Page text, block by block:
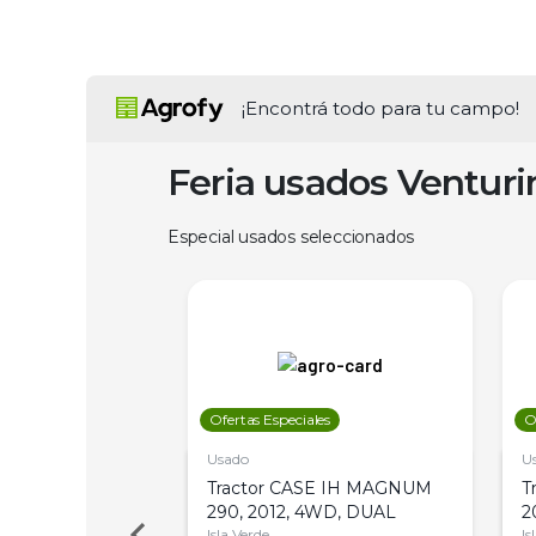
¡Encontrá todo para tu campo!
Feria usados
Especial usados seleccionados
Ofertas Especiales
Usado
Tractor CASE IH MAGNUM
290, 2012, 4WD, DUAL